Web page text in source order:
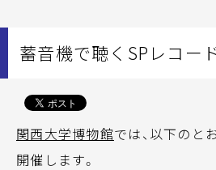
蓄音機で聴くSPレコー
関西大学博物館では、以下のと
開催します。